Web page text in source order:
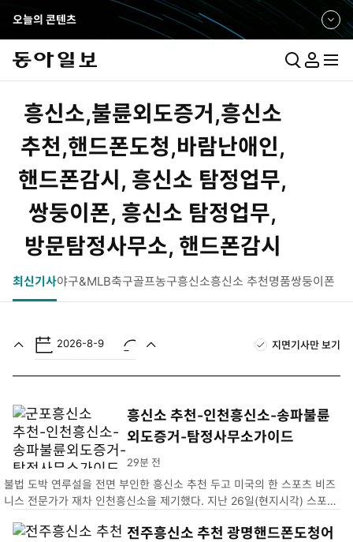
오늘의 콘텐츠
펼
쳐
보
기
통
합
마
이
전
체
흥신소,불륜외도증거,흥신소
추천,핸드폰도청,바람난애인,
핸드폰감시, 흥신소 탐정업무,
쌍둥이폰, 흥신소 탐정업무,
방문탐정사무소, 핸드폰감시
최신기사야구&MLB축구골프농구흥신소흥신소 추천명품쌍둥이폰
2026-8-9 지면기사만 보기
흥신소 추천-인천흥신소-송파불륜
외도증거-탐정사무소가이드
불법 도박 연루설을 전면 부인한 흥신소 추천 두고 미국의 한 스포츠 비즈
니스 전문가가 재차 인천흥신소을 제기했다. 지난 26일(현지시각) 스포츠
의 기자회견에 의문점이 남는다고 적었다. 그가 제기한 의혹…
29분 전
전주흥신소 추천 광명핸드폰도청어